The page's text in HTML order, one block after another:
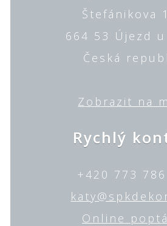
Štefánikova
664 53 Újezd
Česká
Zobrazit na
Rychlý
+420 773
Online